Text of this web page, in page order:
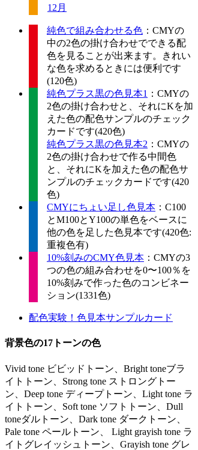
12月
純色で組み合わせる色 ：CMYの
中の2色の掛け合わせでできる配
色を見ることが出来ます。きれい
な色を求めるときには便利です
(120色)
純色プラス黒の色見本1 ：CMYの
2色の掛け合わせと、それにKを加
えた色の配色サンプルのチェック
カードです(420色)
純色プラス黒の色見本2 ：CMYの
2色の掛け合わせで作る中間色
と、それにKを加えた色の配色サ
ンプルのチェックカードです(420
色)
CMYにちょい足し色見本 ：C100
とM100とY100の単色をベースに
他の色を足した色見本です(420色:
重複色有)
10%刻みのCMY色見本 ：CMYの3
つの色の組み合わせを0〜100％を
10%刻みで作った色のコンビネー
ション(1331色)
配色実験！色見本サンプルカード
背景色の17トーンの色
Vivid tone ビビッドトーン、Bright toneブラ
イトトーン、Strong tone ストロングトー
ン、Deep tone ディープトーン、Light tone ラ
イトトーン、Soft tone ソフトトーン、Dull
toneダルトーン、Dark tone ダークトーン、
Pale tone ペールトーン、 Light grayish tone ラ
イトグレイッシュトーン、Grayish tone グレ